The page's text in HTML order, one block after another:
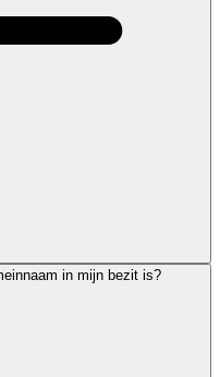
in mijn bezit is?